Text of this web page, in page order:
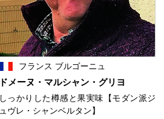
フランス ブルゴーニュ
ドメーヌ・マルシャン・グリヨ
しっかりした樽感と果実味【モダン派ジ
ュヴレ・シャンベルタン】